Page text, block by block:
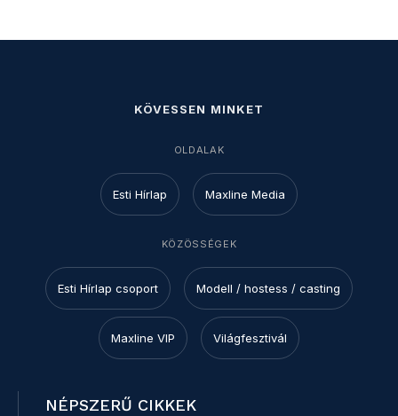
KÖVESSEN MINKET
OLDALAK
Esti Hírlap Maxline Media
KÖZÖSSÉGEK
Esti Hírlap csoport Modell / hostess / casting
Maxline VIP Világfesztivál
NÉPSZERŰ CIKKEK